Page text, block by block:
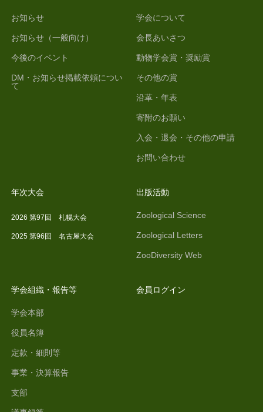
お知らせ
お知らせ（一般向け）
今後のイベント
DM・お知らせ掲載依頼につい
て
学会について
会長あいさつ
動物学会賞・奨励賞
その他の賞
沿革・年表
寄附のお願い
入会・退会・その他の申請
お問い合わせ
年次大会
2026 第97回 札幌大会
2025 第96回 名古屋大会
出版活動
Zoological Science
Zoological Letters
ZooDiversity Web
学会組織・報告等
学会本部
役員名簿
定款・細則等
事業・決算報告
支部
会員ログイン